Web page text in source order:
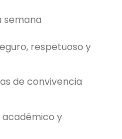
semana
respetuoso y
de convivencia
académico y